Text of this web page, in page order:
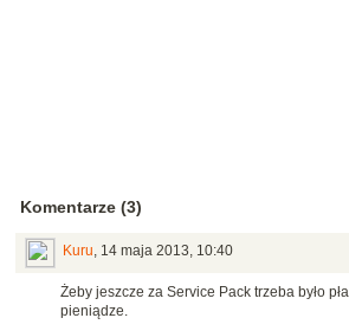
Komentarze (3)
Kuru, 14 maja 2013, 10:40
Żeby jeszcze za Service Pack trzeba było
pieniądze.